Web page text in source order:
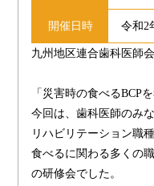
開催日時 令和2
九州地区連合歯科医師
「災害時の食べるBCP
今回は、歯科医師のみ
リハビリテーション職
食べるに関わる多くの
の研修会でした。